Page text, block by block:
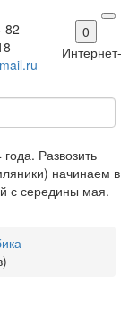
82
0
Интернет-
Развозить
начинаем в
с середины мая.